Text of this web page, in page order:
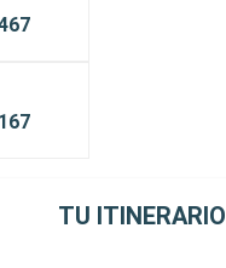
TU ITINERARIO